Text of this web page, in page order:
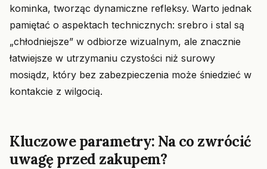
kominka, tworząc dynamiczne refleksy. Warto jednak
pamiętać o aspektach technicznych: srebro i stal są
„chłodniejsze” w odbiorze wizualnym, ale znacznie
łatwiejsze w utrzymaniu czystości niż surowy
mosiądz, który bez zabezpieczenia może śniedzieć w
kontakcie z wilgocią.
Kluczowe parametry: Na co zwrócić
uwagę przed zakupem?